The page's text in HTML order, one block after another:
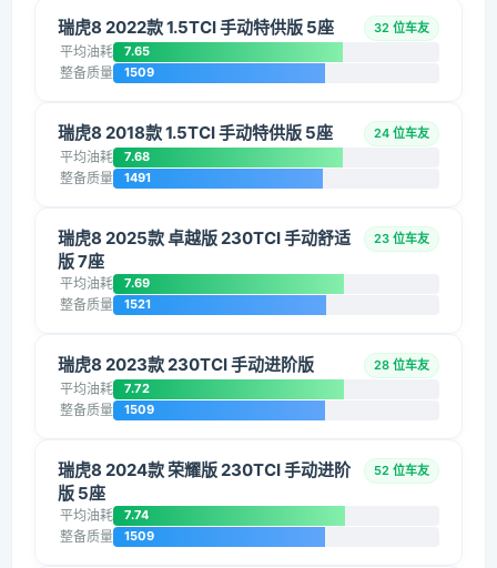
瑞虎8 2022款 1.5TCI 手动特供版 5座 32 位车友
平均油耗 7.65
整备质量 1509
瑞虎8 2018款 1.5TCI 手动特供版 5座 24 位车友
平均油耗 7.68
整备质量 1491
瑞虎8 2025款 卓越版 230TCI 手动舒适
版 7座
23 位车友
平均油耗 7.69
整备质量 1521
瑞虎8 2023款 230TCI 手动进阶版 28 位车友
平均油耗 7.72
整备质量 1509
瑞虎8 2024款 荣耀版 230TCI 手动进阶
版 5座
52 位车友
平均油耗 7.74
整备质量 1509